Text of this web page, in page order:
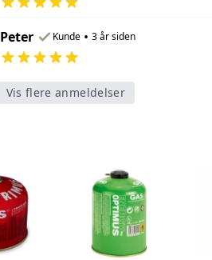
Peter Kunde • 3 år siden
Vis flere anmeldelser